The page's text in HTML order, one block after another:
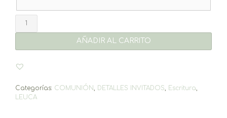
Bolígrafo
color
cantidad
AÑADIR AL CARRITO
Categorías: COMUNIÓN, DETALLES INVITADOS, Escritura,
LEUCA